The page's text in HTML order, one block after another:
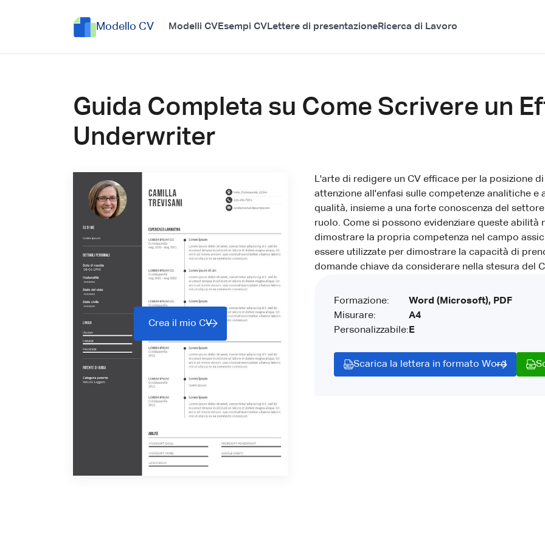
Modello CV Modelli CVEsempi CVLettere di presentazioneRicerca di Lavoro
Guida Completa su Come Scrivere un
Underwriter
Crea il mio CV
L'arte di redigere un CV efficace per la posizione
attenzione all'enfasi sulle competenze analitiche e
qualità, insieme a una forte conoscenza del
ruolo. Come si possono evidenziare queste
dimostrare la propria competenza nel campo
essere utilizzate per dimostrare la capacità di
domande chiave da considerare nella stesura del
Formazione:
Misurare:
Personalizzabile:
Word (Microsoft), PDF
A4
E
Scarica la lettera in formato Word